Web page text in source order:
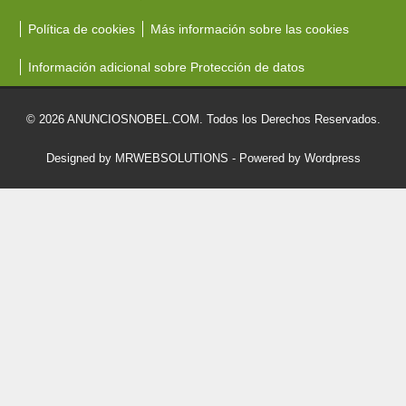
Política de cookies Más información sobre las cookies
Información adicional sobre Protección de datos
© 2026 ANUNCIOSNOBEL.COM. Todos los Derechos Reservados.
Designed by MRWEBSOLUTIONS - Powered by Wordpress